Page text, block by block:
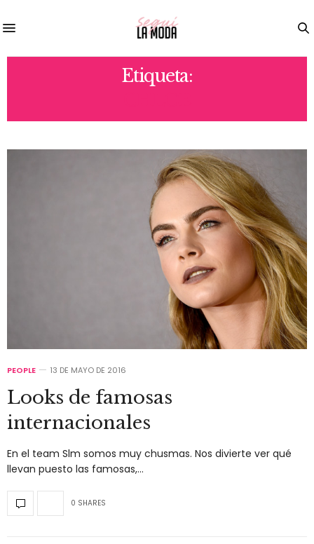
Etiqueta:
PEOPLE 13 DE MAYO DE 2016
Looks de famosas
internacionales
En el team Slm somos muy chusmas. Nos divierte ver qué
llevan puesto las famosas,…
0 SHARES